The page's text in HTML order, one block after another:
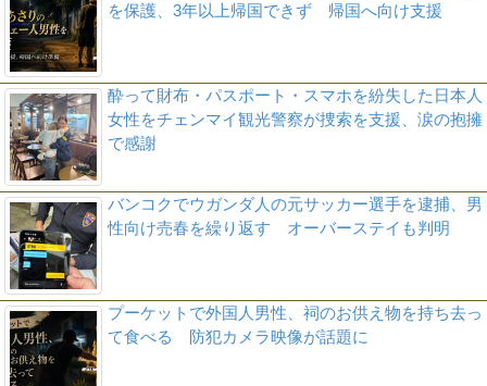
を保護、3年以上帰国できず 帰国へ向け支援
酔って財布・パスポート・スマホを紛失した日本人
女性をチェンマイ観光警察が捜索を支援、涙の抱擁
で感謝
バンコクでウガンダ人の元サッカー選手を逮捕、男
性向け売春を繰り返す オーバーステイも判明
プーケットで外国人男性、祠のお供え物を持ち去っ
て食べる 防犯カメラ映像が話題に